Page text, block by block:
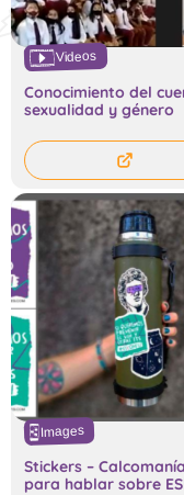
Videos
Conocimiento del
sexualidad y género
Images
Stickers –
para hablar sobre